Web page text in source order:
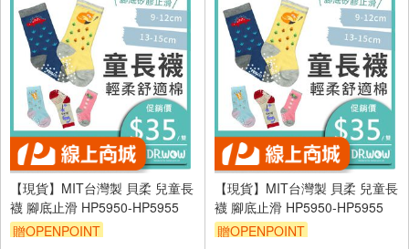
【現貨】MIT台灣製 貝柔 兒童長
襪 腳底止滑 HP5950-HP5955
贈OPENPOINT
【現貨】MIT台灣製 貝柔 兒童長
襪 腳底止滑 HP5950-HP5955
贈OPENPOINT